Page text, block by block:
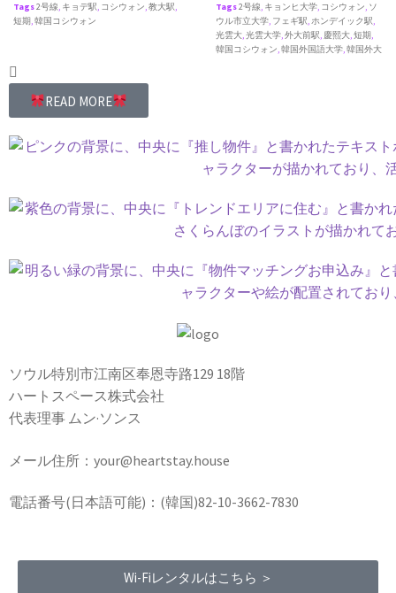
Tags2号線, キョデ駅, コシウォン,教大駅,
短期,韓国コシウォン
Tags2号線, キョンヒ大学, コシウォン, ソ
ウル市立大学, フェギ駅,ホンデイック駅,
光雲大,光雲大学,外大前駅, 慶熙大,短期,
韓国コシウォン,韓国外国語大学,韓国外大
READ MORE
ソウル特別市江南区奉恩寺路129 18階
ハートスペース株式会社
代表理事 ムン·ソンス
メール住所：your@heartstay.house
電話番号(日本語可能)：(韓国)82-10-3662-7830
Wi-Fiレンタルはこちら ＞